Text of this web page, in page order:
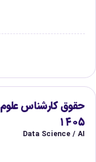
حقوق کارشناس
۱۴۰۵
Data Science / AI